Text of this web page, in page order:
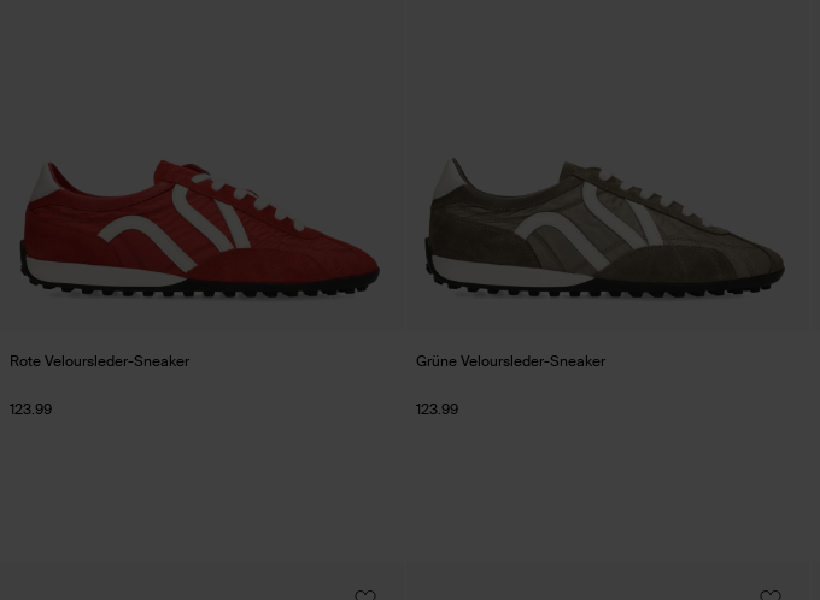
Rote Veloursleder-Sneaker
123.99
Grüne Veloursleder-Sneaker
123.99